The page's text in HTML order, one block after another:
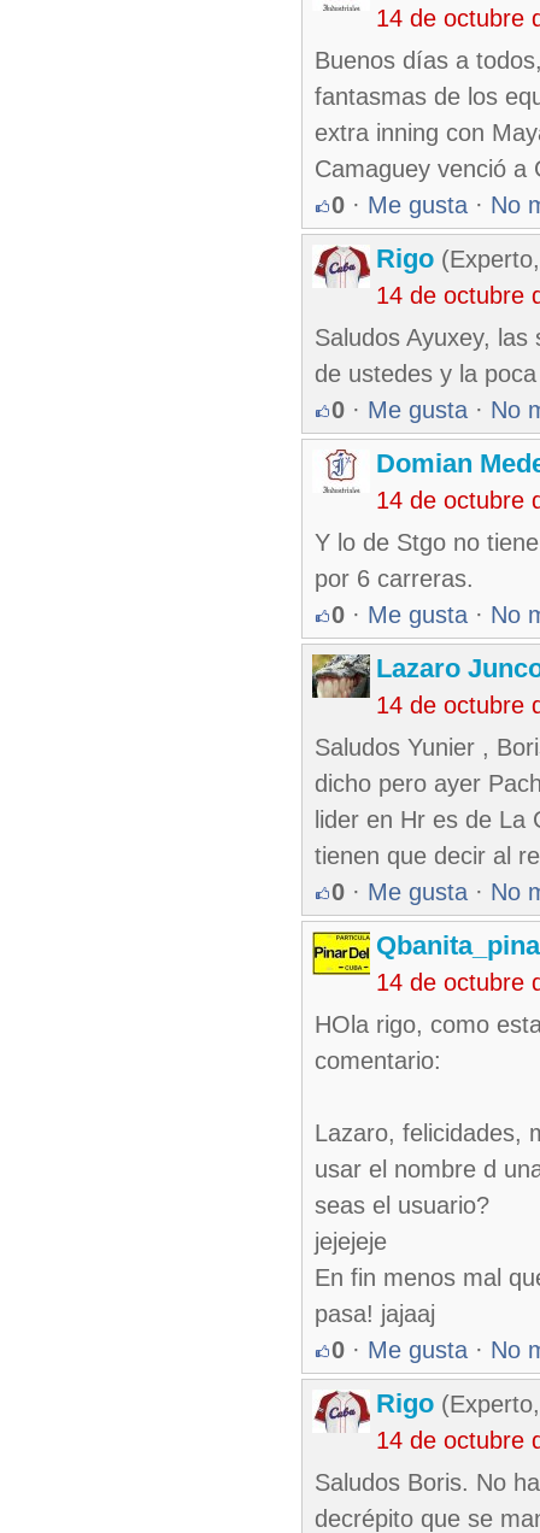
14 de octubre
Buenos días a
fantasmas de los
extra inning con
Camaguey venció a
0 · Me gusta · No
Rigo
14 de octubre
Saludos Ayuxey,
de ustedes y la
0 · Me gusta · No
Domian
14 de octubre
Y lo de Stgo no
por 6 carreras.
0 · Me gusta · No
Lazaro
14 de octubre
Saludos Yunier ,
dicho pero ayer
lider en Hr es de La
tienen que decir al
0 · Me gusta · No
14 de octubre
HOla rigo, como
comentario:
Lazaro, felicidades,
usar el nombre d
seas el usuario?
jejejeje
En fin menos mal
pasa! jajaaj
0 · Me gusta · No
Rigo
14 de octubre
Saludos Boris. No
decrépito que se